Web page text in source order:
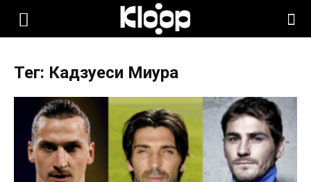
KLOOP.KG
Новости
Тег: Кадзуеси Миура